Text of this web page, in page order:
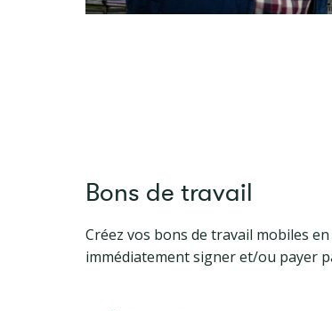
Bons de travail
Créez vos bons de travail mobiles
immédiatement signer et/ou payer